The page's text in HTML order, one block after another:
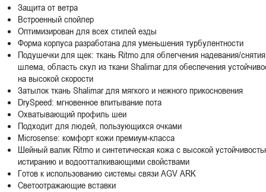
Защита от ветра
Встроенный спойлер
Оптимизирован для всех стилей езды
Форма корпуса разработана для уменьшения турбулентности
Подушечки для щек: ткань Ritmo для облегчения надевания/снятия
шлема, область скул из ткани Shalimar для обеспечения
на высокой скорости
Затылок ткань Shalimar для мягкого и нежного прикосновения
DrySpeed: мгновенное впитывание пота
Охватывающий профиль шеи
Подходит для людей, пользующихся очками
Microsense: комфорт кожи премиум-класса
Шейный валик Ritmo и синтетическая кожа с высокой
истиранию и водоотталкивающими свойствами
Готов к использованию системы связи AGV ARK
Светоотражающие вставки